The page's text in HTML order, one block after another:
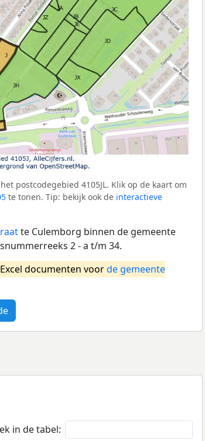
postcodegebied 4105JL. Klik op de kaart om
te tonen. Tip: bekijk ook de interactieve
te Culemborg binnen de gemeente
2 - a t/m 34.
documenten voorde gemeente
in de tabel: